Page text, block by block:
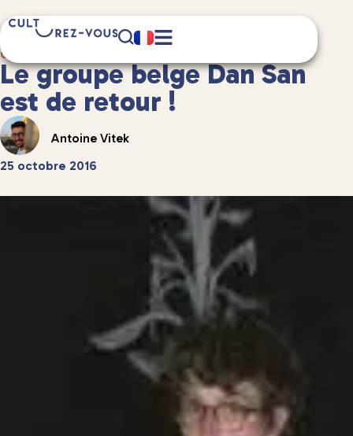
Culture
1 minute(s) de lecture
Le groupe belge Dan San
est de retour !
Antoine Vitek
25 octobre 2016